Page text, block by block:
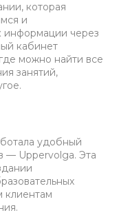
которая
и
информации через
кабинет
можно найти все
занятий,
удобный
— Uppervolga. Эта
клиентам